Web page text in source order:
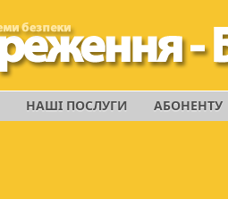
НАШІ ПОСЛУГИ АБОНЕНТУ